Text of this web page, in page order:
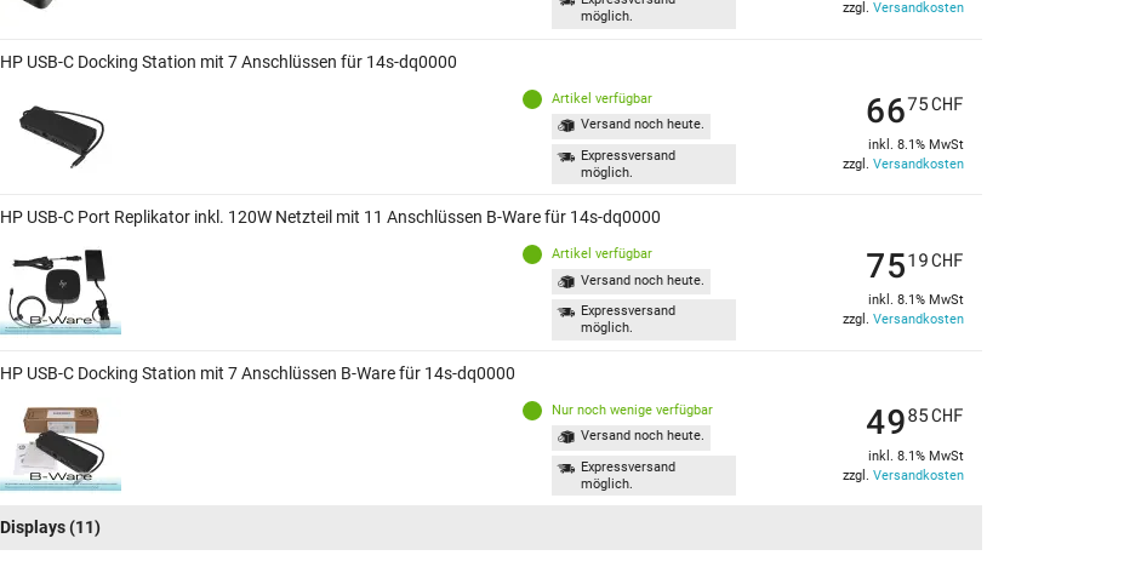
möglich.
zzgl. Versandkosten
HP USB-C Docking Station mit 7 Anschlüssen für 14s-dq0000
Artikel verfügbar
Versand noch heute.
Expressversand
möglich.
6675CHF
inkl. 8.1% MwSt
zzgl. Versandkosten
HP USB-C Port Replikator inkl. 120W Netzteil mit 11 Anschlüssen B-Ware für 14s-dq0000
Artikel verfügbar
Versand noch heute.
Expressversand
möglich.
7519CHF
inkl. 8.1% MwSt
zzgl. Versandkosten
HP USB-C Docking Station mit 7 Anschlüssen B-Ware für 14s-dq0000
Nur noch wenige verfügbar
Versand noch heute.
Expressversand
möglich.
4985CHF
inkl. 8.1% MwSt
zzgl. Versandkosten
Displays(11)